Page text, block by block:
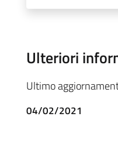
Ulteriori
Ultimo
04/02/2021